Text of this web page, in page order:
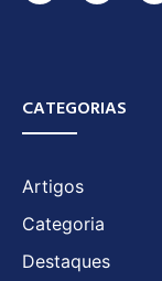
CATEGORIAS
Artigos
Categoria
Destaques